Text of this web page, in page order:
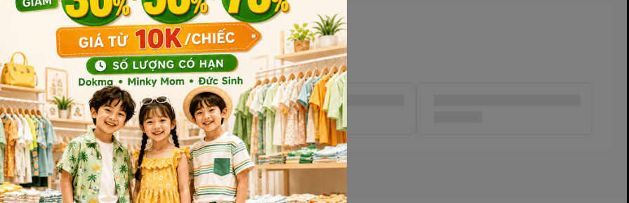
đầu tiên của NNRIS – công
Đây là công thức kép giúp bổ
và taurin giúp tăng cường
giúp xương chắc khỏe, cho bé
đẹp mắt, hương vị thơm ngon,
cảm giác sảng khoái, dạt dào
#SữaNuVi #SữaNutiMilk
#NuVinướcraucủ
Sản phẩm cùng phân khúc